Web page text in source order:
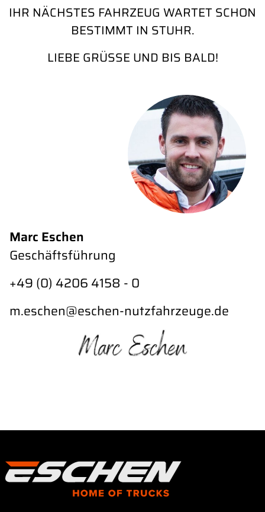
IHR NÄCHSTES FAHRZEUG WARTET SCHON
BESTIMMT IN STUHR.
LIEBE GRÜSSE UND BIS BALD!
Marc Eschen
Geschäftsführung
+49 (0) 4206 4158 - 0
m.eschen@eschen-nutzfahrzeuge.de